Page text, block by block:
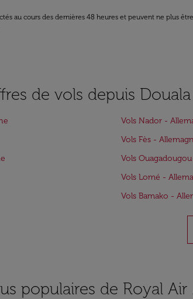
au cours des dernières 48 heures et peuvent ne plus
de vols depuis
Vols Nador -
Vols Fès -
Vols
Vols Lomé -
Vols Bamako -
populaires de Royal